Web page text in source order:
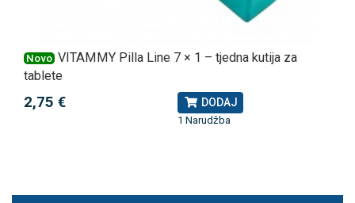
Novo VITAMMY Pilla Line 7 × 1 – tjedna kutija za
tablete
2,75 € DODAJ
1 Narudžba